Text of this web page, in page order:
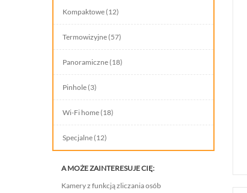
INTELIGENTNY BUDYNEK
SIECI LAN, WLAN
Kompaktowe (12)
Termowizyjne (57)
Panoramiczne (18)
Pinhole (3)
Wi-Fi home (18)
Specjalne (12)
A MOŻE ZAINTERESUJE CIĘ:
Kamery z funkcją zliczania osób